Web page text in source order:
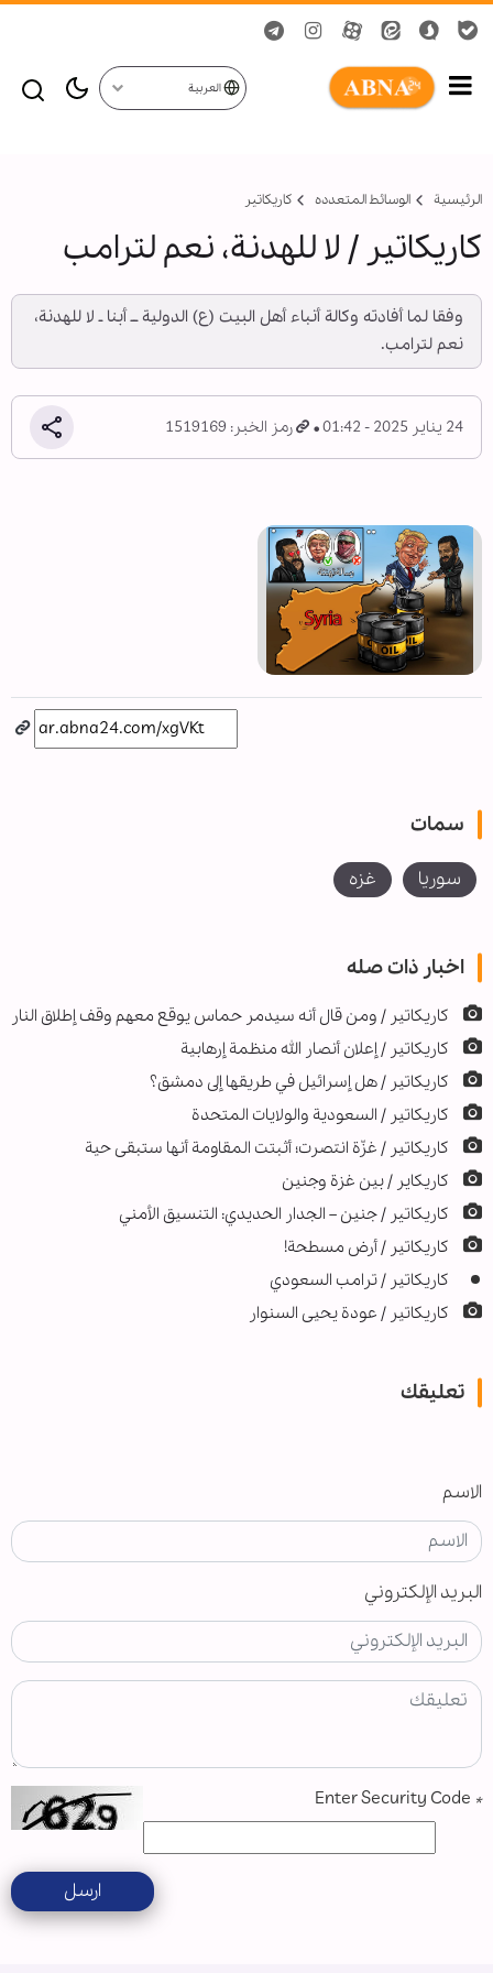
العربية
الرئيسية الوسائط المتعدده کاریکاتیر
كاريكاتير / لا للهدنة، نعم لترامب
وفقا لما أفادته وكالة أنباء أهل البيت (ع) الدولية ــ أبنا ـ لا للهدنة،
نعم لترامب.
24 يناير 2025 - 01:42 رمز الخبر: 1519169
سمات
سوريا غزه
اخبار ذات صله
كاريكاتير / ومن قال أنه سيدمر حماس يوقع معهم وقف إطلاق النار
كاريكاتير / إعلان أنصار الله منظمة إرهابية
كاريكاتير / هل إسرائيل في طريقها إلى دمشق؟
كاريكاتير / السعودية والولايات المتحدة
كاريكاتير / غزّة انتصرت؛ أثبتت المقاومة أنها ستبقى حية
كاريكاير / بين غزة وجنين
کاریکاتیر / جنين – الجدار الحديدي: التنسيق الأمني
كاريكاتير / أرض مسطحة!
كاريكاتير / ترامب السعودي
كاريكاتير / عودة يحيى السنوار
تعليقك
الاسم
البريد الإلكتروني
*
ارسل